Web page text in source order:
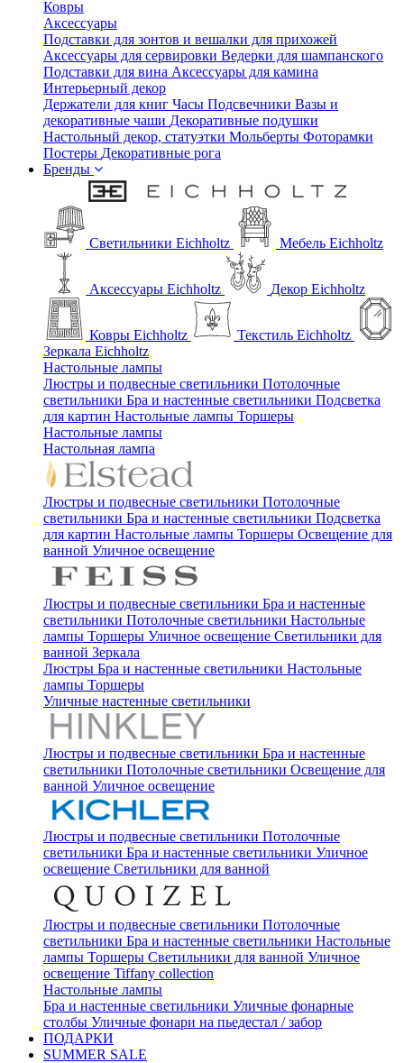
Ковры
Аксессуары
Подставки для зонтов и вешалки для прихожей
Аксессуары для сервировки Ведерки для шампанского
Подставки для вина Аксессуары для камина
Интерьерный декор
Держатели для книг Часы Подсвечники Вазы и
декоративные чаши Декоративные подушки
Настольный декор, статуэтки Мольберты Фоторамки
Постеры Декоративные рога
Бренды
Светильники Eichholtz Мебель Eichholtz
Аксессуары Eichholtz Декор Eichholtz
Ковры Eichholtz
Текстиль Eichholtz
Зеркала Eichholtz
Настольные лампы
Люстры и подвесные светильники Потолочные
светильники Бра и настенные светильники Подсветка
для картин Настольные лампы Торшеры
Настольные лампы
Настольная лампа
Люстры и подвесные светильники Потолочные
светильники Бра и настенные светильники Подсветка
для картин Настольные лампы Торшеры Освещение для
ванной Уличное освещение
Люстры и подвесные светильники Бра и настенные
светильники Потолочные светильники Настольные
лампы Торшеры Уличное освещение Светильники для
ванной Зеркала
Люстры Бра и настенные светильники Настольные
лампы Торшеры
Уличные настенные светильники
Люстры и подвесные светильники Бра и настенные
светильники Потолочные светильники Освещение для
ванной Уличное освещение
Люстры и подвесные светильники Потолочные
светильники Бра и настенные светильники Уличное
освещение Светильники для ванной
Люстры и подвесные светильники Потолочные
светильники Бра и настенные светильники Настольные
лампы Торшеры Светильники для ванной Уличное
освещение Tiffany collection
Настольные лампы
Бра и настенные светильники Уличные фонарные
столбы Уличные фонари на пьедестал / забор
ПОДАРКИ
SUMMER SALE